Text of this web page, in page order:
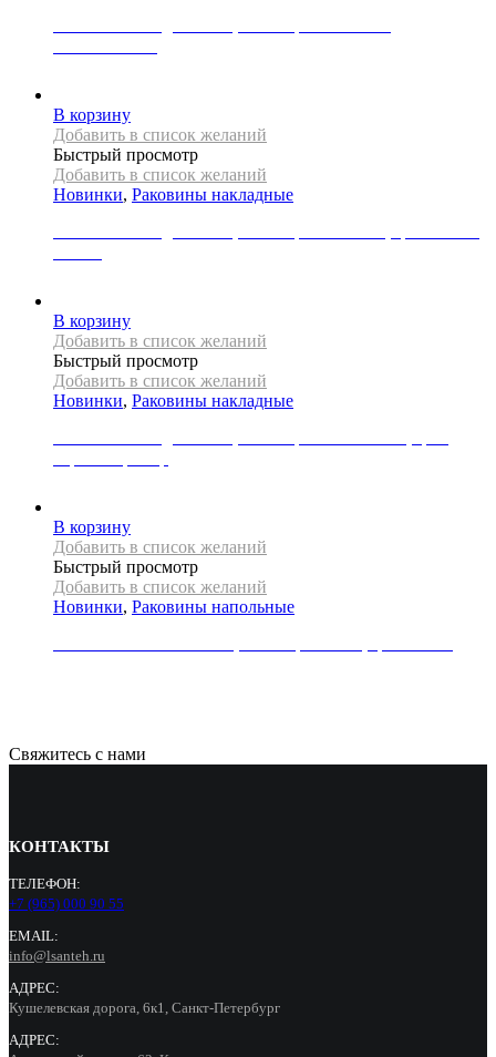
В корзину
Добавить в список желаний
Быстрый просмотр
Добавить в список желаний
Новинки, Раковины накладные
В корзину
Добавить в список желаний
Быстрый просмотр
Добавить в список желаний
Новинки, Раковины накладные
В корзину
Добавить в список желаний
Быстрый просмотр
Добавить в список желаний
Новинки, Раковины напольные
Свяжитесь с нами
КОНТАКТЫ
ТЕЛЕФОН:
+7 (965) 000 90 55
EMAIL:
info@lsanteh.ru
АДРЕС:
Кушелевская дорога, 6к1, Санкт-Петербург
АДРЕС: